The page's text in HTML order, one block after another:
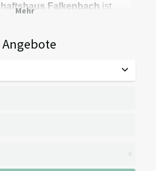
Falkenbach ist
nicht. Ausreichend
für private Feiern, kulturelle
oder geschäftliche
von insgesamt 204,53
vielfältige
für weitere
×